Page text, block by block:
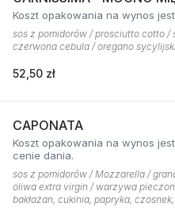
Koszt opakowania na wynos
sos z pomidorów / prosciutto cotto /
czerwona cebula / oregano
52,50 zł
CAPONATA
Koszt opakowania na wynos
cenie dania.
sos z pomidorów / Mozzarella /
oliwa extra virgin / warzywa
bakłażan, cukinia, papryka,